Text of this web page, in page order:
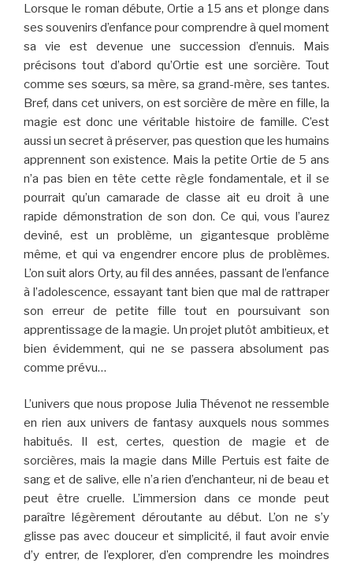
Lorsque le roman débute, Ortie a 15 ans et plonge dans
ses souvenirs d’enfance pour comprendre à quel moment
sa vie est devenue une succession d’ennuis. Mais
précisons tout d’abord qu’Ortie est une sorcière. Tout
comme ses sœurs, sa mère, sa grand-mère, ses tantes.
Bref, dans cet univers, on est sorcière de mère en fille, la
magie est donc une véritable histoire de famille. C’est
aussi un secret à préserver, pas question que les humains
apprennent son existence. Mais la petite Ortie de 5 ans
n’a pas bien en tête cette règle fondamentale, et il se
pourrait qu’un camarade de classe ait eu droit à une
rapide démonstration de son don. Ce qui, vous l’aurez
deviné, est un problème, un gigantesque problème
même, et qui va engendrer encore plus de problèmes.
L’on suit alors Orty, au fil des années, passant de l’enfance
à l’adolescence, essayant tant bien que mal de rattraper
son erreur de petite fille tout en poursuivant son
apprentissage de la magie. Un projet plutôt ambitieux, et
bien évidemment, qui ne se passera absolument pas
comme prévu…
L’univers que nous propose Julia Thévenot ne ressemble
en rien aux univers de fantasy auxquels nous sommes
habitués. Il est, certes, question de magie et de
sorcières, mais la magie dans Mille Pertuis est faite de
sang et de salive, elle n’a rien d’enchanteur, ni de beau et
peut être cruelle. L’immersion dans ce monde peut
paraître légèrement déroutante au début. L’on ne s’y
glisse pas avec douceur et simplicité, il faut avoir envie
d’y entrer, de l’explorer, d’en comprendre les moindres